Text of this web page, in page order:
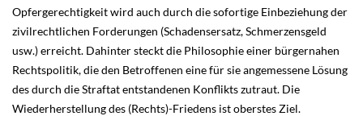
Opfergerechtigkeit wird auch durch die sofortige Einbeziehung der
zivilrechtlichen Forderungen (Schadensersatz, Schmerzensgeld
usw.) erreicht. Dahinter steckt die Philosophie einer bürgernahen
Rechtspolitik, die den Betroffenen eine für sie angemessene Lösung
des durch die Straftat entstandenen Konflikts zutraut. Die
Wiederherstellung des (Rechts)-Friedens ist oberstes Ziel.